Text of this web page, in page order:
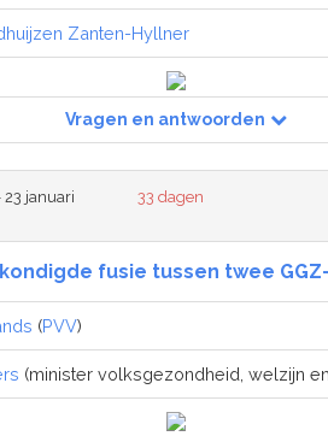
Zanten-Hyllner
Vragen en antwoorden
23 januari
33 dagen
fusie tussen twee
(PVV)
(minister volksgezondheid, welzijn